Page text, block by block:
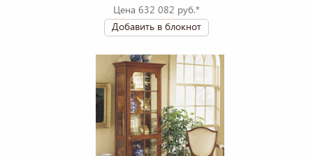
Цена 632 082 руб.*
Добавить в блокнот